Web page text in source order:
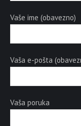
Vaše ime (obavezno)
Vaša e-pošta
Vaša poruka